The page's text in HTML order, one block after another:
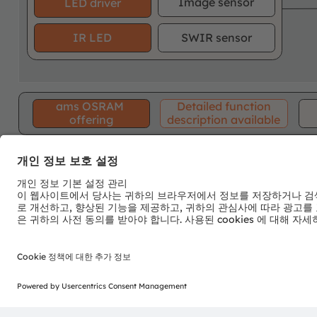
ams OSRAM
offering
Detailed function
description available
SWIR sensor
IR LED
뉴스레터 가입